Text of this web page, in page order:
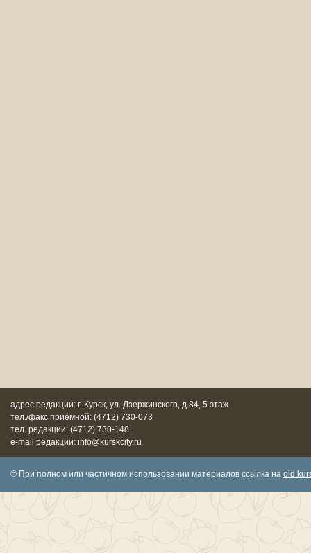
адрес редакции: г. Курск, ул. Дзержинского, д.84, 5 этаж
тел./факс приёмной: (4712) 730-073
тел. редакции: (4712) 730-148
e-mail редакции: info@kurskcity.ru
© При полном или частичном использовании материалов ссылка на